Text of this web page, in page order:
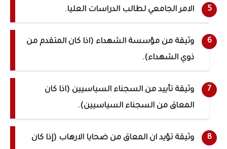
الامر الجامعي لطالب الدراسات العليا.
وثيقة من مؤسسة الشهداء (اذا كان المتقدم من
ذوي الشهداء).
وثيقة تأييد من السجناء السياسيين (اذا كان
المعاق من السجناء السياسيين).
وثيقة تؤيد ان المعاق من ضحايا الارهاب (إذا كان